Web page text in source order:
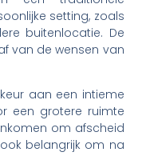
setting, zoals
buitenlocatie. De
van de wensen van
aan een intieme
een grotere ruimte
om afscheid
belangrijk om na